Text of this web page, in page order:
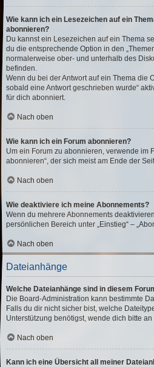
Wie kann ich ein Lesezeichen auf ein
abonnieren?
Du kannst ein Lesezeichen auf ein Thema
du die entsprechende Option in den
normalerweise ober- und unterhalb des
befinden.
Wenn du bei der Antwort auf ein Thema die
sobald eine Antwort geschrieben wurde“
für dich abonniert.
Nach oben
Wie kann ich ein Forum abonnieren?
Um ein Forum zu abonnieren, verwende im
abonnieren“, der sich meist am Ende der
Nach oben
Wie deaktiviere ich meine Abonnements?
Wenn du mehrere Abonnements
persönlichen Bereich unter „Einstieg“ –
Nach oben
Dateianhänge
Welche Dateianhänge sind in diesem
Die Board-Administration kann bestimmte
Falls du dir nicht sicher bist, welche
Unterstützung benötigst, wende dich bitte
Nach oben
Kann ich eine Übersicht all meiner